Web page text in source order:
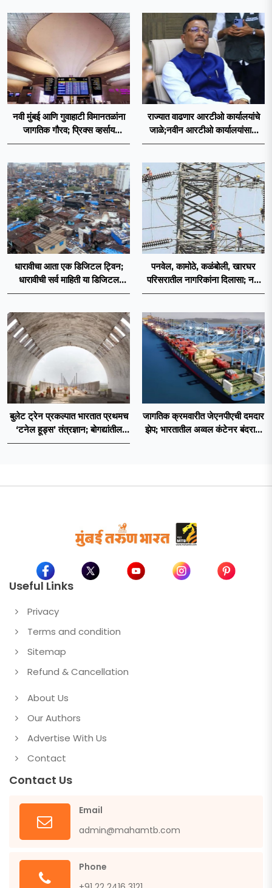
नवी मुंबई आणि गुवाहाटी विमानतळांना
जागतिक गौरव; प्रिक्स व्हर्साय
२०२६च्या यादीत स्थान
राज्यात वाढणार आरटीओ कार्यालयांचे
जाळे;नवीन आरटीओ कार्यालयांसाठी
निकष निश्चित
धारावीचा आता एक डिजिटल ट्विन;
धारावीची सर्व माहिती या डिजिटल
ट्विनमध्ये जतन
पनवेल, कामोठे, कळंबोली, खारघर
परिसरातील नागरिकांना दिलासा; नवी
मुंबईत वीज पुरवठ्यासाठी महावितरणची
बुलेट ट्रेन प्रकल्पात भारतात प्रथमच
‘टनेल हूड्स’ तंत्रज्ञान; बोगद्यांतील
दाबलहरी आणि आवाजावर
जागतिक क्रमवारीत जेएनपीएची दमदार
झेप; भारतातील अव्वल कंटेनर बंदराचा
Useful Links
Privacy
Terms and condition
Sitemap
Refund & Cancellation
About Us
Our Authors
Advertise With Us
Contact
Contact Us
Email
admin@mahamtb.com
Phone